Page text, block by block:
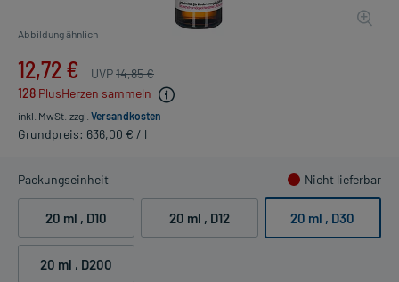
Abbildung ähnlich
12,72 € UVP14,85 €
128 PlusHerzen sammeln
inkl. MwSt. zzgl. Versandkosten
Grundpreis: 636,00 € / l
Packungseinheit Nicht lieferbar
20 ml , D10 20 ml , D12 20 ml , D30
20 ml , D200